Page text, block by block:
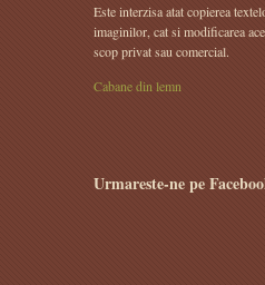
Este interzisa atat copierea
imaginilor, cat si modificarea
scop privat sau comercial.
Cabane din lemn
Urmareste-ne pe